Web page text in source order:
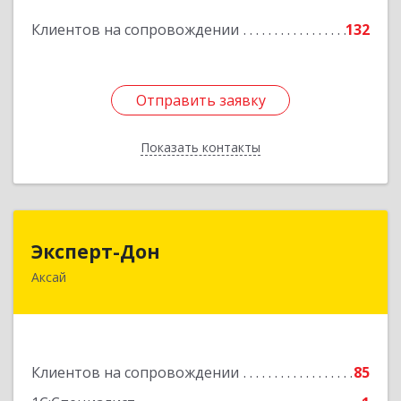
Клиентов на сопровождении 132
Отправить заявку
Показать контакты
Отправить заявку
Назад
Эксперт-Дон
Аксай
Клиентов на сопровождении
85
346720, Ростовская обл, Аксай г, Буденного ул,